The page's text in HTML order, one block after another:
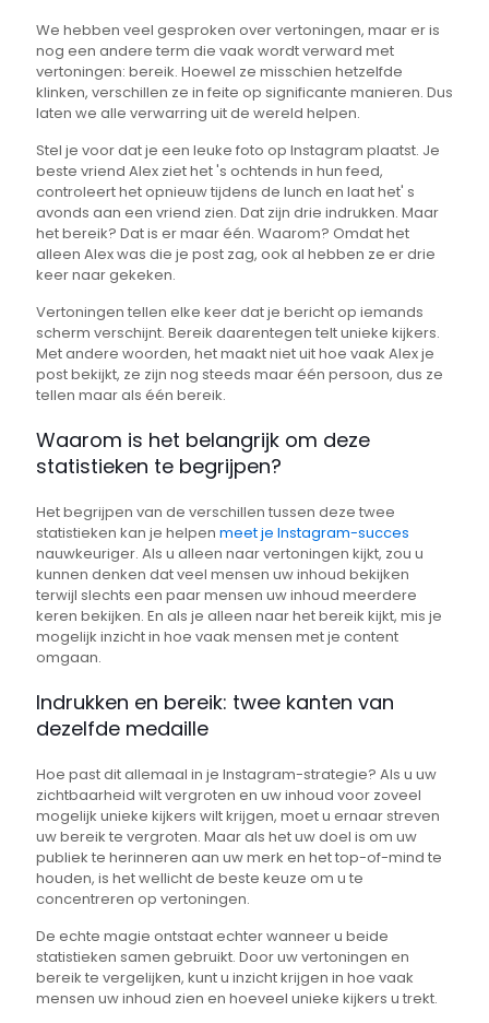
We hebben veel gesproken over vertoningen, maar er is
nog een andere term die vaak wordt verward met
vertoningen: bereik. Hoewel ze misschien hetzelfde
klinken, verschillen ze in feite op significante manieren. Dus
laten we alle verwarring uit de wereld helpen.
Stel je voor dat je een leuke foto op Instagram plaatst. Je
beste vriend Alex ziet het 's ochtends in hun feed,
controleert het opnieuw tijdens de lunch en laat het' s
avonds aan een vriend zien. Dat zijn drie indrukken. Maar
het bereik? Dat is er maar één. Waarom? Omdat het
alleen Alex was die je post zag, ook al hebben ze er drie
keer naar gekeken.
Vertoningen tellen elke keer dat je bericht op iemands
scherm verschijnt. Bereik daarentegen telt unieke kijkers.
Met andere woorden, het maakt niet uit hoe vaak Alex je
post bekijkt, ze zijn nog steeds maar één persoon, dus ze
tellen maar als één bereik.
Waarom is het belangrijk om deze
statistieken te begrijpen?
Het begrijpen van de verschillen tussen deze twee
statistieken kan je helpen meet je Instagram-succes
nauwkeuriger. Als u alleen naar vertoningen kijkt, zou u
kunnen denken dat veel mensen uw inhoud bekijken
terwijl slechts een paar mensen uw inhoud meerdere
keren bekijken. En als je alleen naar het bereik kijkt, mis je
mogelijk inzicht in hoe vaak mensen met je content
omgaan.
Indrukken en bereik: twee kanten van
dezelfde medaille
Hoe past dit allemaal in je Instagram-strategie? Als u uw
zichtbaarheid wilt vergroten en uw inhoud voor zoveel
mogelijk unieke kijkers wilt krijgen, moet u ernaar streven
uw bereik te vergroten. Maar als het uw doel is om uw
publiek te herinneren aan uw merk en het top-of-mind te
houden, is het wellicht de beste keuze om u te
concentreren op vertoningen.
De echte magie ontstaat echter wanneer u beide
statistieken samen gebruikt. Door uw vertoningen en
bereik te vergelijken, kunt u inzicht krijgen in hoe vaak
mensen uw inhoud zien en hoeveel unieke kijkers u trekt.